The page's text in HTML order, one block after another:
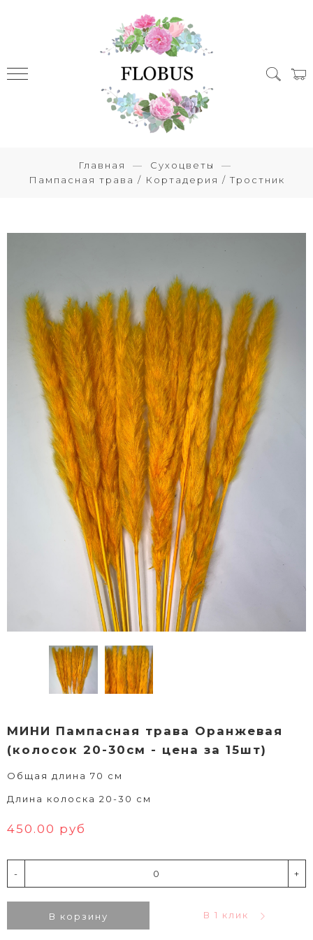
Главная
Сухоцветы
Пампасная трава / Кортадерия / Тростник
МИНИ Пампасная трава Оранжевая
(колосок 20-30см - цена за 15шт)
Общая длина 70 см
Длина колоска 20-30 см
450.00 руб
- +
В корзину В 1 клик